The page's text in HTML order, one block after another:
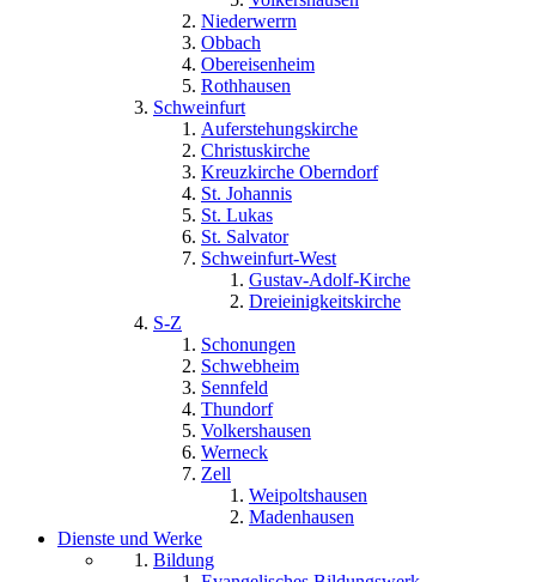
Niederwerrn
Obbach
Obereisenheim
Rothhausen
Schweinfurt
Auferstehungskirche
Christuskirche
Kreuzkirche Oberndorf
St. Johannis
St. Lukas
St. Salvator
Schweinfurt-West
Gustav-Adolf-Kirche
Dreieinigkeitskirche
S-Z
Schonungen
Schwebheim
Sennfeld
Thundorf
Volkershausen
Werneck
Zell
Weipoltshausen
Madenhausen
Dienste und Werke
Bildung